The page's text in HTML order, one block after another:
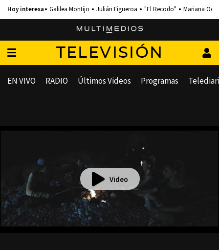
Galilea Montijo Julián Figueroa "El Recodo" Mariana
TELEVISIÓN
EN VIVO RADIO Últimos Videos Programas
Video